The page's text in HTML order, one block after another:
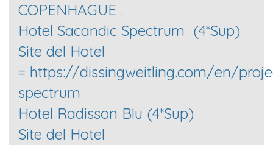
COPENHAGUE .
Hotel Sacandic Spectrum (4*Sup)
Site del Hotel
= https://dissingweitling.com/en/
spectrum
Hotel Radisson Blu (4*Sup)
Site del Hotel